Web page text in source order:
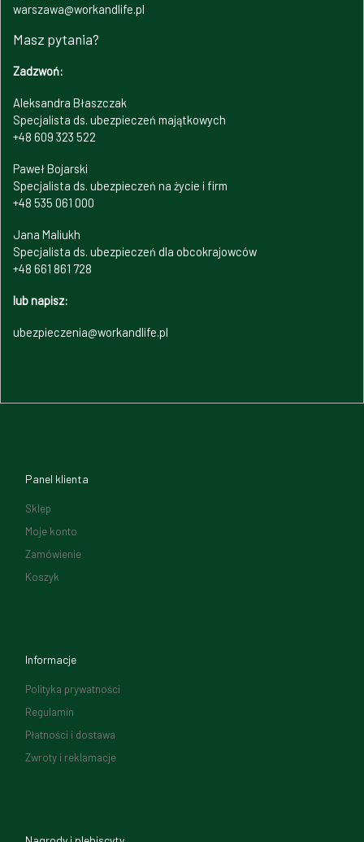
warszawa@workandlife.pl
Masz pytania?
Zadzwoń:
Aleksandra Błaszczak
Specjalista ds. ubezpieczeń majątkowych
+48 609 323 522
Paweł Bojarski
Specjalista ds. ubezpieczeń na życie i firm
+48 535 061 000
Jana Maliukh
Specjalista ds. ubezpieczeń dla obcokrajowców
+48 661 861 728
lub napisz:
ubezpieczenia@workandlife.pl
Panel klienta
Sklep
Moje konto
Zamówienie
Koszyk
Informacje
Polityka prywatności
Regulamin
Płatności i dostawa
Zwroty i reklamacje